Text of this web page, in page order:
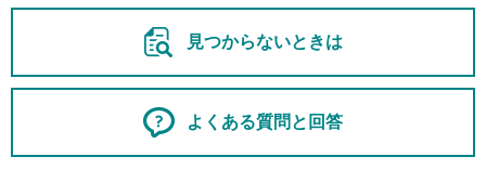
見つからないときは
よくある質問と回答